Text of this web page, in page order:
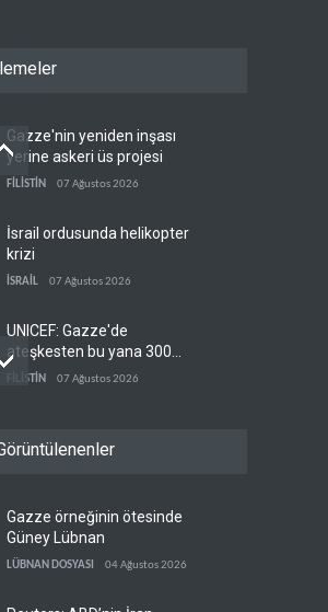
Gazze'nin yeniden inşası
yerine askeri üs projesi
FİLİSTİN 07 Ağustos 2026
İsrail ordusunda helikopter
krizi
İSRAİL 07 Ağustos 2026
UNICEF: Gazze'de
ateşkesten bu yana 300
çocuk öldürüldü
FİLİSTİN 07 Ağustos 2026
topçu ve İHA saldırıları
Trump: İran savaşı yakında
bitebilir, ABD silah stokları
zorlanıyor
07 Ağustos 2026
Gazze örneğinin ötesinde
Güney Lübnan
LÜBNAN DOSYASI 04 Ağustos 2026